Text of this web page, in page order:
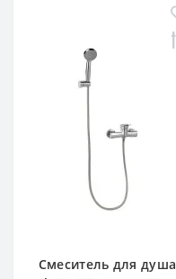
Смеситель для душа